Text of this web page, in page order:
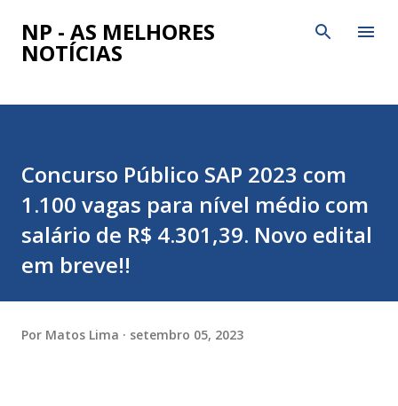
Pular para o conteúdo principal
NP - AS MELHORES
NOTÍCIAS
Concurso Público SAP 2023 com
1.100 vagas para nível médio com
salário de R$ 4.301,39. Novo edital
em breve!!
Por Matos Lima setembro 05, 2023